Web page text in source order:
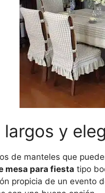
largos y
de manteles que
mesa para fiesta tipo
propicia de un evento